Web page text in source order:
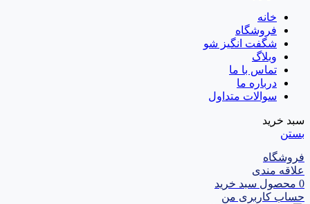
خانه
فروشگاه
شگفت انگیز شو
وبلاگ
تماس با ما
درباره ما
سوالات متداول
سبد خرید
بستن
فروشگاه
علاقه مندی
0 محصول سبد خرید
حساب کاربری من